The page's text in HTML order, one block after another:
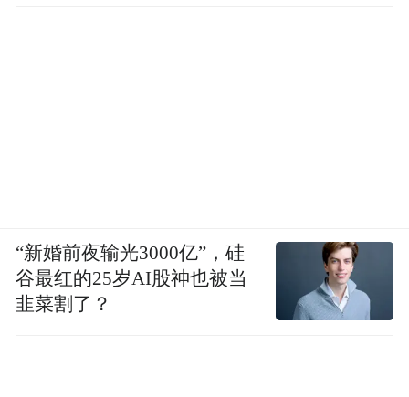
“新婚前夜输光3000亿”，硅
谷最红的25岁AI股神也被当
韭菜割了？